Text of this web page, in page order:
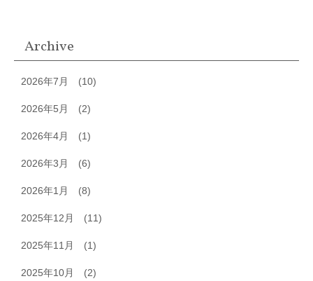
Archive
2026年7月 (10)
2026年5月 (2)
2026年4月 (1)
2026年3月 (6)
2026年1月 (8)
2025年12月 (11)
2025年11月 (1)
2025年10月 (2)